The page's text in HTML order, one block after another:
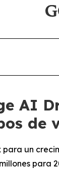
AI
de
un
para